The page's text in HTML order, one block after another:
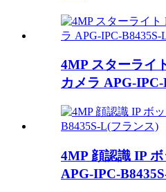
4MP スターライ
カメラ APG-IPC-
4MP 顔認識 IP
APG-IPC-